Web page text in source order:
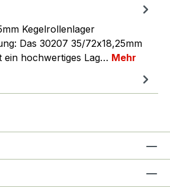
Kegelrollenlager
Das 30207 35/72x18,25mm
ein hochwertiges Lag… Mehr